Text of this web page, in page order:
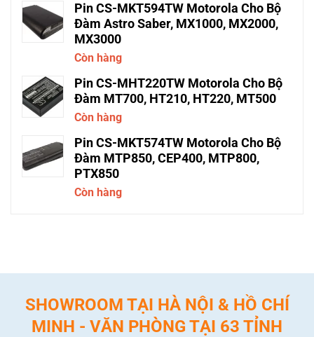
Pin CS-MKT594TW Motorola Cho Bộ
Đàm Astro Saber, MX1000, MX2000,
MX3000
Còn hàng
Pin CS-MHT220TW Motorola Cho Bộ
Đàm MT700, HT210, HT220, MT500
Còn hàng
Pin CS-MKT574TW Motorola Cho Bộ
Đàm MTP850, CEP400, MTP800,
PTX850
Còn hàng
SHOWROOM TẠI HÀ NỘI & HỒ CHÍ
MINH - VĂN PHÒNG TẠI 63 TỈNH